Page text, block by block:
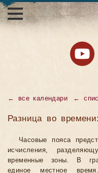
← все календари ←
Разница во
Часовые пояса
исчисления,
временные зоны. В
единое местное